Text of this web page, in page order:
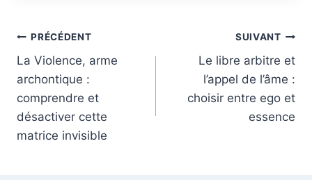
Navigation
de
l’article
PRÉCÉDENT
La Violence, arme
archontique :
comprendre et
désactiver cette
matrice invisible
SUIVANT
Le libre arbitre et
l’appel de l’âme :
choisir entre ego et
essence